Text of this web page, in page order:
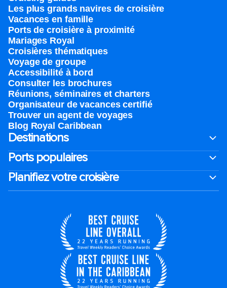
Les plus grands navires de croisière
Vacances en famille
Ports de croisière à proximité
Mariages Royal
Croisières thématiques
Voyage de groupe​
Accessibilité à bord​
Consulter les brochures
Réunions, séminaires et charters
Organisateur de vacances certifié
Trouver un agent de voyages
Blog Royal Caribbean
Destinations
Ports populaires
Planifiez votre croisière